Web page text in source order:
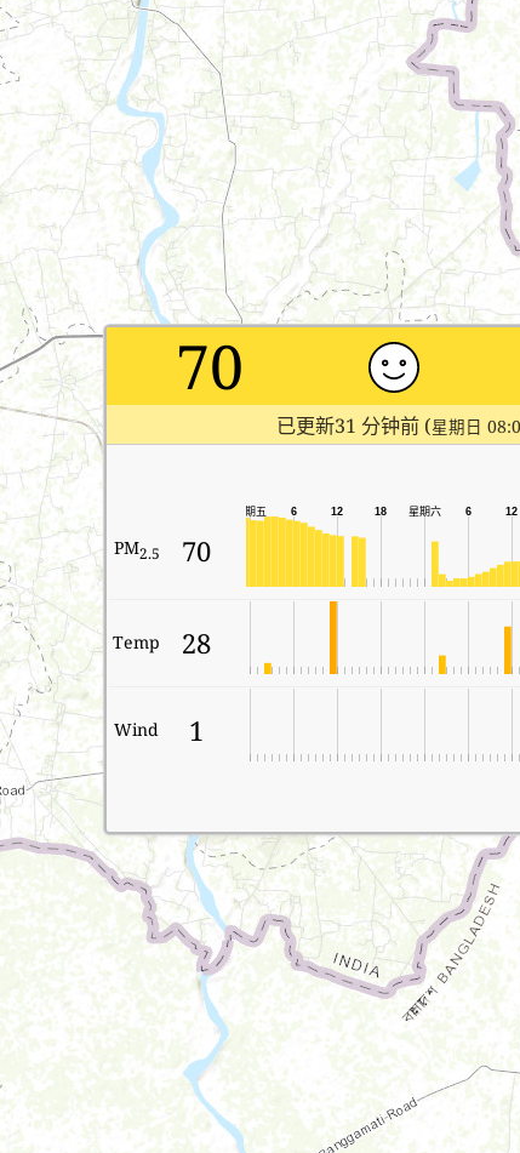
70
已更新31 分钟前 (星期日
PM2.5 70
12
6
星期六
18
12
6
星期五
Temp 28
Wind 1